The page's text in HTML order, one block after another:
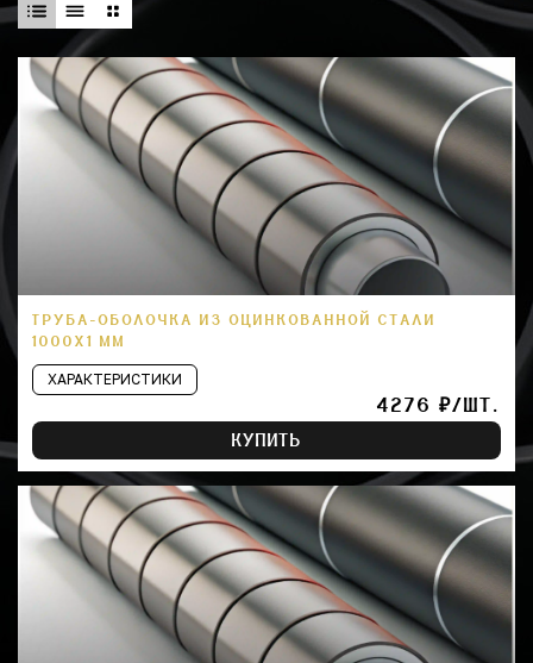
ТРУБА-ОБОЛОЧКА ИЗ ОЦИНКОВАННОЙ СТАЛИ
1000Х1 ММ
ХАРАКТЕРИСТИКИ
4276 ₽/ШТ.
КУПИТЬ